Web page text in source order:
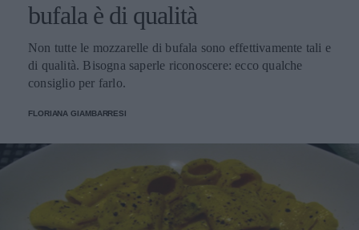
bufala è di qualità
Non tutte le mozzarelle di bufala sono effettivamente tali e
di qualità. Bisogna saperle riconoscere: ecco qualche
consiglio per farlo.
FLORIANA GIAMBARRESI